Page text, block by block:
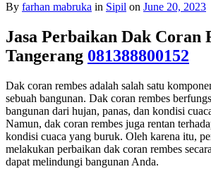
By farhan mabruka in Sipil on June 20, 2023
Jasa Perbaikan Dak Coran
Tangerang 081388800152
Dak coran rembes adalah salah satu
sebuah bangunan. Dak coran rembes
bangunan dari hujan, panas, dan kondisi
Namun, dak coran rembes juga rentan
kondisi cuaca yang buruk. Oleh karena itu,
melakukan perbaikan dak coran rembes
dapat melindungi bangunan Anda.